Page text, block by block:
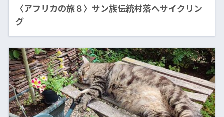
〈アフリカの旅８〉サン族伝統村落へサイクリン
グ